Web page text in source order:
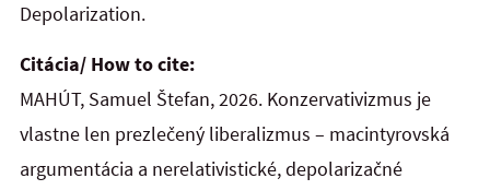
Depolarization.
Citácia/ How to cite:
MAHÚT, Samuel Štefan, 2026. Konzervativizmus je
vlastne len prezlečený liberalizmus – macintyrovská
argumentácia a nerelativistické, depolarizačné